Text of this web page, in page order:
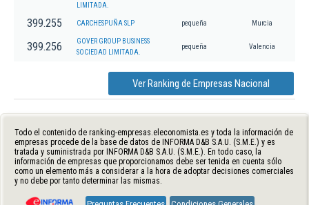
LIMITADA.
399.255 CARCHESPUÑA SLP pequeña Murcia
399.256
GOVER GROUP BUSINESS
SOCIEDAD LIMITADA.
pequeña Valencia
Ver Ranking de Empresas Nacional
Todo el contenido de ranking-empresas.eleconomista.es y toda la información de
empresas procede de la base de datos de INFORMA D&B S.A.U. (S.M.E.) y es
tratada y suministrada por INFORMA D&B S.A.U. (S.M.E.). En todo caso, la
información de empresas que proporcionamos debe ser tenida en cuenta sólo
como un elemento más a considerar a la hora de adoptar decisiones comerciales
y no debe por tanto determinar las mismas.